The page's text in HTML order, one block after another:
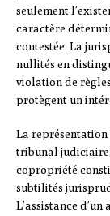
seulement
caractère
contestée. La
nullités en
violation de
protègent un
La
tribunal judiciaire.
copropriété
subtilités
L’assistance